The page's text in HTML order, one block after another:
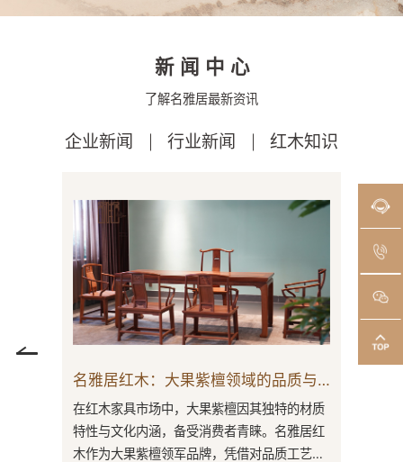
新闻中心
了解名雅居最新资讯
企业新闻 行业新闻 红木知识
名雅居红木：以缅甸花梨解锁理想家居密码
在如今的红木家具市场中，缅甸花梨凭借自身
特性成为消费者目光聚焦之处，名雅居红木精
准锁定这一材质，凭借专业实力为消费者构筑